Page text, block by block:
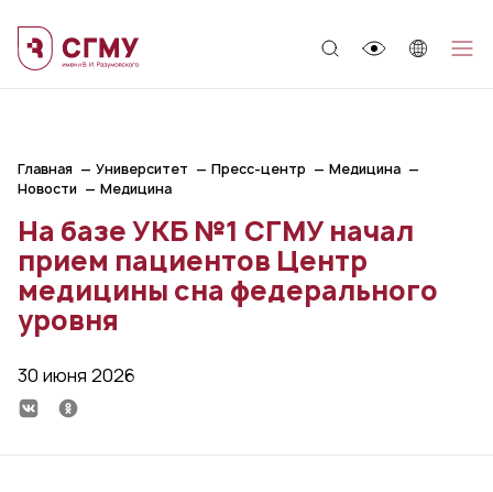
Главная Университет Пресс-центр
Медицина
Новости
Медицина
На базе УКБ №1 СГМУ начал
прием пациентов Центр
медицины сна федерального
уровня
30 июня 2026